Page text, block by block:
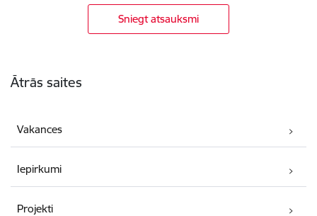
Sniegt atsauksmi
Ātrās saites
Vakances
Iepirkumi
Projekti